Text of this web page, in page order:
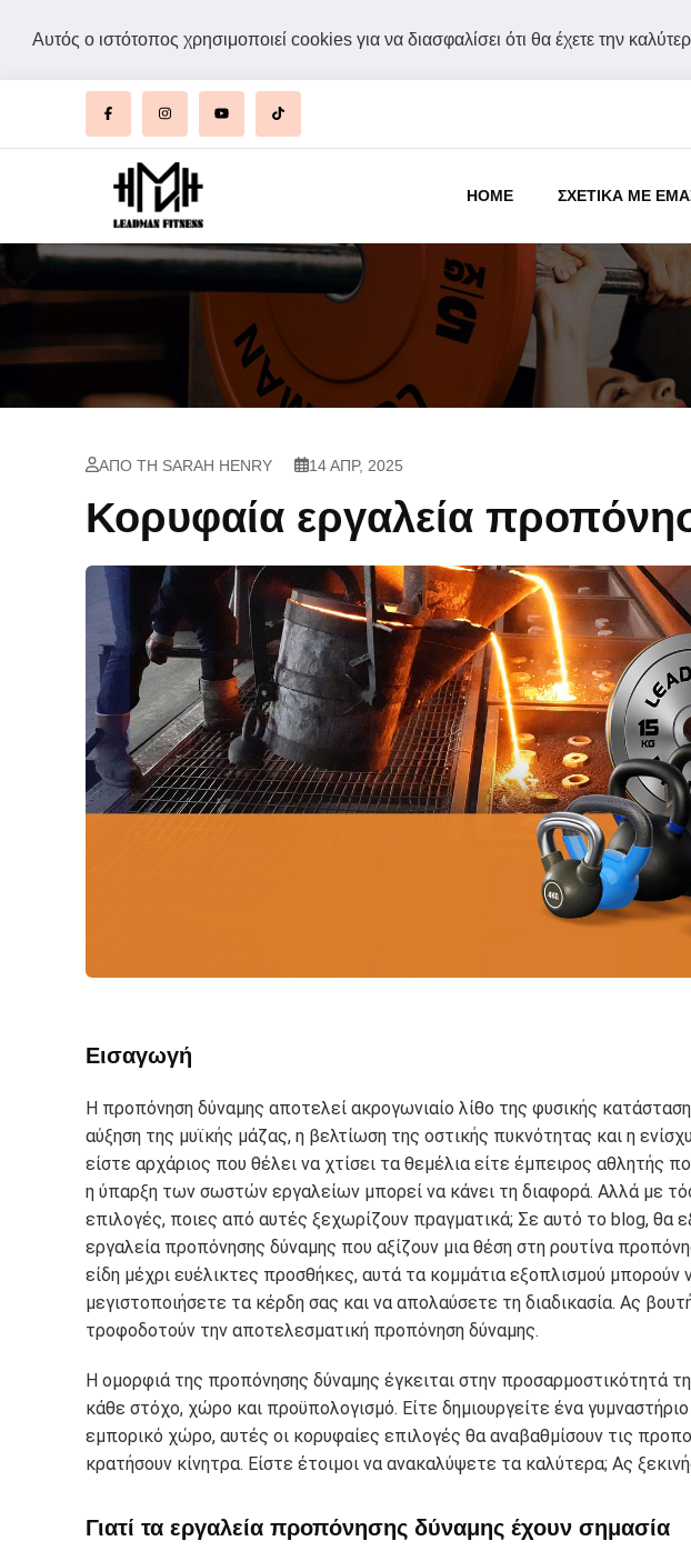
Αυτός ο ιστότοπος χρησιμοποιεί cookies για να διασφαλίσει ότι θα έχετε την
HOME ΣΧΕΤΙΚΑ ΜΕ
ΑΠΌ ΤΗ SARAH HENRY 14 ΑΠΡ, 2025
Κορυφαία εργαλεία
Εισαγωγή
Η προπόνηση δύναμης αποτελεί ακρογωνιαίο λίθο της φυσικής
αύξηση της μυϊκής μάζας, η βελτίωση της οστικής πυκνότητας και η
είστε αρχάριος που θέλει να χτίσει τα θεμέλια είτε έμπειρος αθλητής
η ύπαρξη των σωστών εργαλείων μπορεί να κάνει τη διαφορά. Αλλά με
επιλογές, ποιες από αυτές ξεχωρίζουν πραγματικά; Σε αυτό το blog, θα
εργαλεία προπόνησης δύναμης που αξίζουν μια θέση στη ρουτίνα
είδη μέχρι ευέλικτες προσθήκες, αυτά τα κομμάτια εξοπλισμού μπορούν
μεγιστοποιήσετε τα κέρδη σας και να απολαύσετε τη διαδικασία. Ας
τροφοδοτούν την αποτελεσματική προπόνηση δύναμης.
Η ομορφιά της προπόνησης δύναμης έγκειται στην προσαρμοστικότητά
κάθε στόχο, χώρο και προϋπολογισμό. Είτε δημιουργείτε ένα
εμπορικό χώρο, αυτές οι κορυφαίες επιλογές θα αναβαθμίσουν τις
κρατήσουν κίνητρα. Είστε έτοιμοι να ανακαλύψετε τα καλύτερα; Ας
Γιατί τα εργαλεία προπόνησης δύναμης έχουν σημασία